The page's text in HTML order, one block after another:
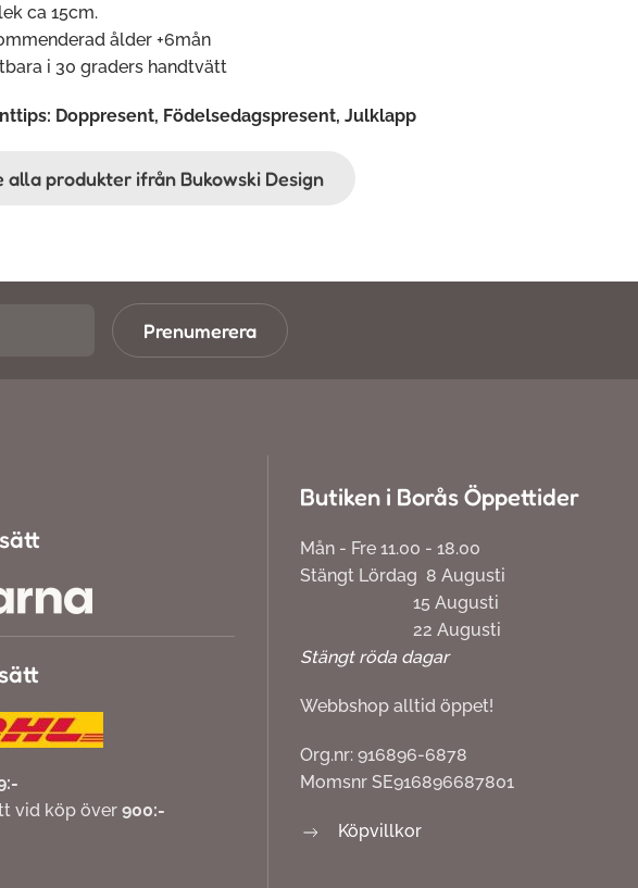
ca 15cm.
ålder +6mån
i 30 graders handtvätt
Doppresent, Födelsedagspresent, Julklapp
alla produkter ifrån Bukowski Design
Prenumerera
vid köp över 900:-
Butiken i Borås Öppettider
Mån - Fre 11.00 - 18.00
Stängt Lördag 8 Augusti
15 Augusti
22 Augusti
Stängt röda dagar
Webbshop alltid öppet!
Org.nr: 916896-6878
Momsnr SE916896687801
Köpvillkor